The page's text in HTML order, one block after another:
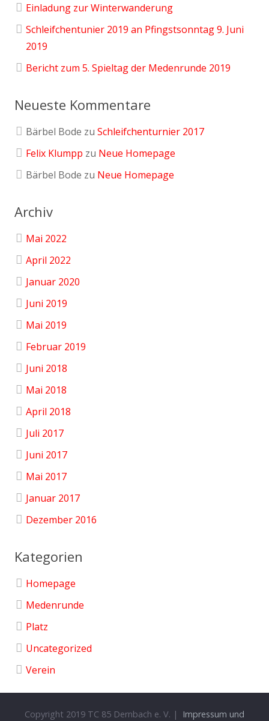
Einladung zur Winterwanderung
Schleifchentunier 2019 an Pfingstsonntag 9. Juni
2019
Bericht zum 5. Spieltag der Medenrunde 2019
Neueste Kommentare
Bärbel Bode zuSchleifchenturnier 2017
Felix Klumpp zu Neue Homepage
Bärbel Bode zu Neue Homepage
Archiv
Mai 2022
April 2022
Januar 2020
Juni 2019
Mai 2019
Februar 2019
Juni 2018
Mai 2018
April 2018
Juli 2017
Juni 2017
Mai 2017
Januar 2017
Dezember 2016
Kategorien
Homepage
Medenrunde
Platz
Uncategorized
Verein
Copyright 2019 TC 85 Dernbach e. V. | Impressum und